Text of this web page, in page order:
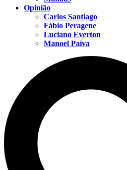
Opinião
Carlos Santiago
Fábio Peragene
Luciano Everton
Manoel Paiva